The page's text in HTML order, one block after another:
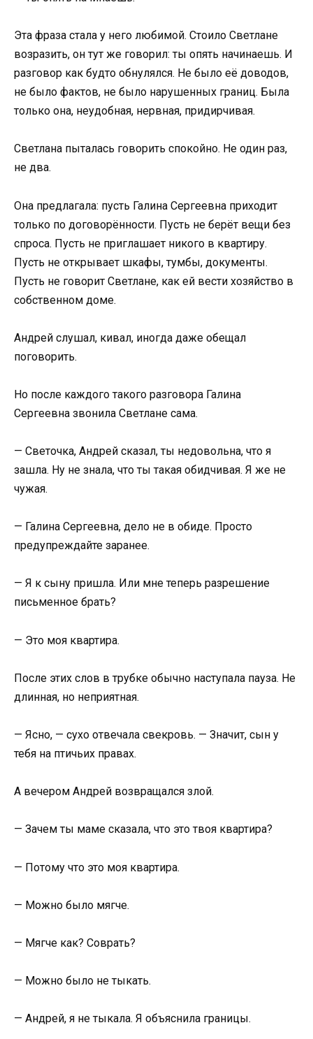
Эта фраза стала у него любимой. Стоило Светлане
возразить, он тут же говорил: ты опять начинаешь. И
разговор как будто обнулялся. Не было её доводов,
не было фактов, не было нарушенных границ. Была
только она, неудобная, нервная, придирчивая.
Светлана пыталась говорить спокойно. Не один раз,
не два.
Она предлагала: пусть Галина Сергеевна приходит
только по договорённости. Пусть не берёт вещи без
спроса. Пусть не приглашает никого в квартиру.
Пусть не открывает шкафы, тумбы, документы.
Пусть не говорит Светлане, как ей вести хозяйство в
собственном доме.
Андрей слушал, кивал, иногда даже обещал
поговорить.
Но после каждого такого разговора Галина
Сергеевна звонила Светлане сама.
— Светочка, Андрей сказал, ты недовольна, что я
зашла. Ну не знала, что ты такая обидчивая. Я же не
чужая.
— Галина Сергеевна, дело не в обиде. Просто
предупреждайте заранее.
— Я к сыну пришла. Или мне теперь разрешение
письменное брать?
— Это моя квартира.
После этих слов в трубке обычно наступала пауза. Не
длинная, но неприятная.
— Ясно, — сухо отвечала свекровь. — Значит, сын у
тебя на птичьих правах.
А вечером Андрей возвращался злой.
— Зачем ты маме сказала, что это твоя квартира?
— Потому что это моя квартира.
— Можно было мягче.
— Мягче как? Соврать?
— Можно было не тыкать.
— Андрей, я не тыкала. Я объяснила границы.